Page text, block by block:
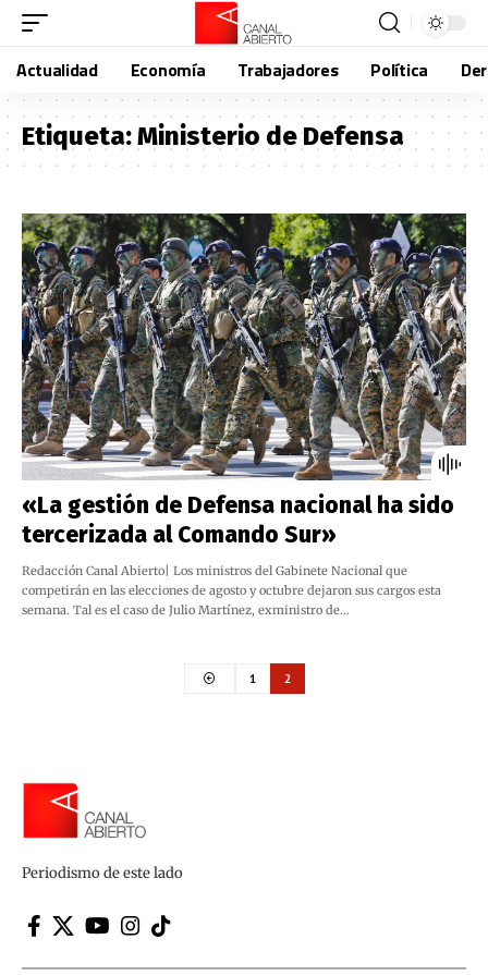
Actualidad Economía Trabajadores Política
Etiqueta:Ministerio de Defensa
«La gestión de Defensa nacional ha sido
tercerizada al Comando Sur»
Redacción Canal Abierto| Los ministros del Gabinete Nacional que
competirán en las elecciones de agosto y octubre dejaron sus cargos esta
semana. Tal es el caso de Julio Martínez, exministro de…
1 2
Periodismo de este lado